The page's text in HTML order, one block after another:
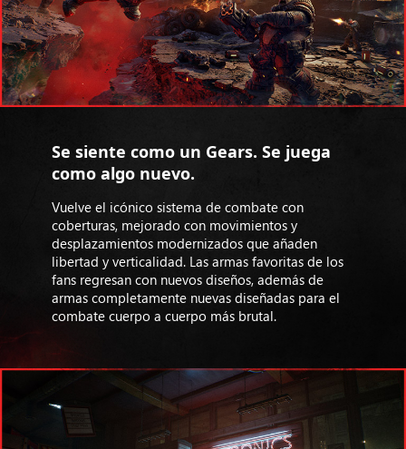
Se siente como un Gears. Se juega
como algo nuevo.
Vuelve el icónico sistema de combate con
coberturas, mejorado con movimientos y
desplazamientos modernizados que añaden
libertad y verticalidad. Las armas favoritas de los
fans regresan con nuevos diseños, además de
armas completamente nuevas diseñadas para el
combate cuerpo a cuerpo más brutal.